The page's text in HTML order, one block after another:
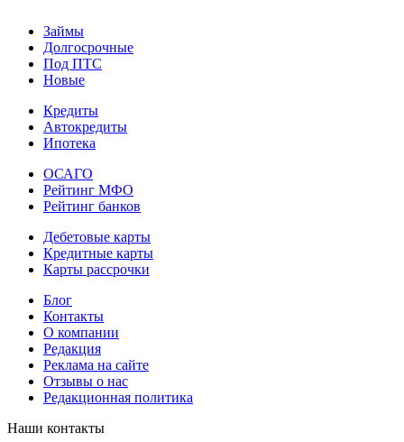
Займы
Долгосрочные
Под ПТС
Новые
Кредиты
Автокредиты
Ипотека
ОСАГО
Рейтинг МФО
Рейтинг банков
Дебетовые карты
Кредитные карты
Карты рассрочки
Блог
Контакты
О компании
Редакция
Реклама на сайте
Отзывы о нас
Редакционная политика
Наши контакты